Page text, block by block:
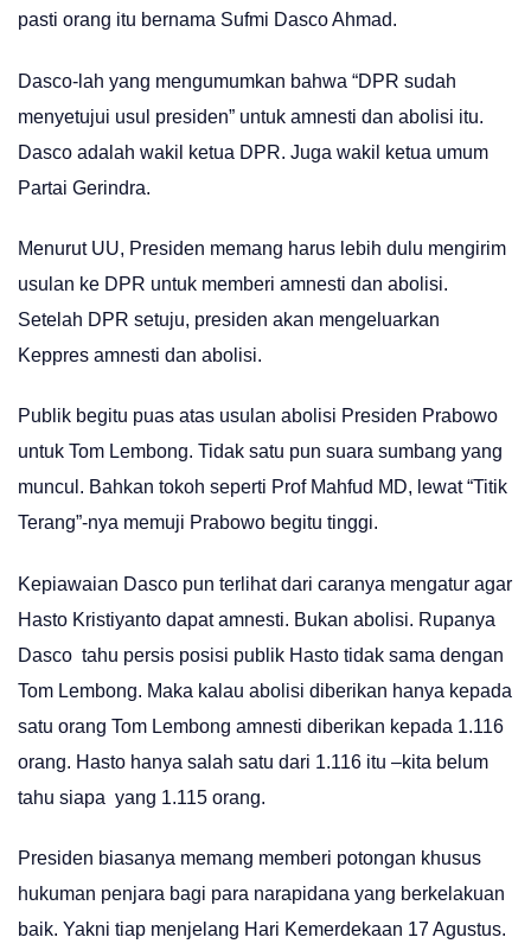
pasti orang itu bernama Sufmi Dasco Ahmad.
Dasco-lah yang mengumumkan bahwa “DPR sudah
menyetujui usul presiden” untuk amnesti dan abolisi itu.
Dasco adalah wakil ketua DPR. Juga wakil ketua umum
Partai Gerindra.
Menurut UU, Presiden memang harus lebih dulu mengirim
usulan ke DPR untuk memberi amnesti dan abolisi.
Setelah DPR setuju, presiden akan mengeluarkan
Keppres amnesti dan abolisi.
Publik begitu puas atas usulan abolisi Presiden Prabowo
untuk Tom Lembong. Tidak satu pun suara sumbang yang
muncul. Bahkan tokoh seperti Prof Mahfud MD, lewat “Titik
Terang”-nya memuji Prabowo begitu tinggi.
Kepiawaian Dasco pun terlihat dari caranya mengatur agar
Hasto Kristiyanto dapat amnesti. Bukan abolisi. Rupanya
Dasco tahu persis posisi publik Hasto tidak sama dengan
Tom Lembong. Maka kalau abolisi diberikan hanya kepada
satu orang Tom Lembong amnesti diberikan kepada 1.116
orang. Hasto hanya salah satu dari 1.116 itu –kita belum
tahu siapa yang 1.115 orang.
Presiden biasanya memang memberi potongan khusus
hukuman penjara bagi para narapidana yang berkelakuan
baik. Yakni tiap menjelang Hari Kemerdekaan 17 Agustus.